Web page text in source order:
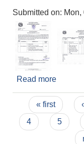
Submitted on: Mon,
Read more
Pages
« first
4
5